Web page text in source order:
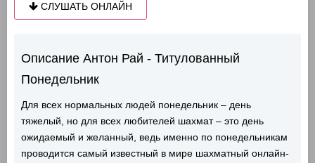
СЛУШАТЬ ОНЛАЙН
Описание Антон Рай - Титулованный
Понедельник
Для всех нормальных людей понедельник – день
тяжелый, но для всех любителей шахмат – это день
ожидаемый и желанный, ведь именно по понедельникам
проводится самый известный в мире шахматный онлайн-